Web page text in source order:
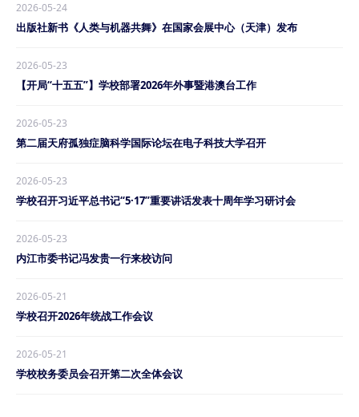
2026-05-24
出版社新书《人类与机器共舞》在国家会展中心（天津）发布
2026-05-23
【开局“十五五”】学校部署2026年外事暨港澳台工作
2026-05-23
第二届天府孤独症脑科学国际论坛在电子科技大学召开
2026-05-23
学校召开习近平总书记“5·17”重要讲话发表十周年学习研讨会
2026-05-23
内江市委书记冯发贵一行来校访问
2026-05-21
学校召开2026年统战工作会议
2026-05-21
学校校务委员会召开第二次全体会议